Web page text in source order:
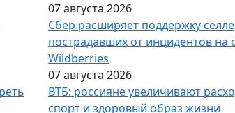
07 августа 2026
Сбер расширяет поддержку
пострадавших от инцидентов на
Wildberries
07 августа 2026
ВТБ: россияне увеличивают
спорт и здоровый образ жизни